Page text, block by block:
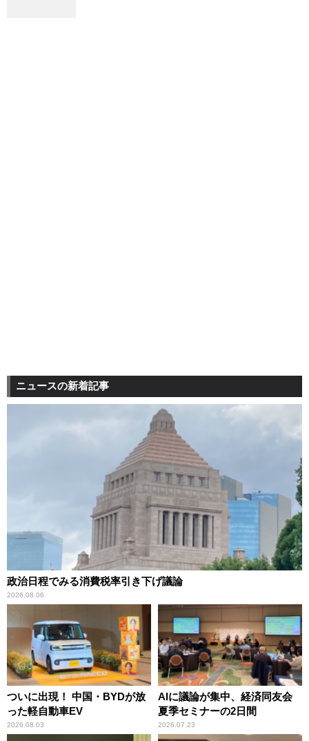
ニュースの新着記事
政治日程でみる消費税率引き下げ議論
2026.08.06
ついに出現！ 中国・BYDが放
った軽自動車EV
2026.08.03
AIに議論が集中、経済同友会
夏季セミナーの2日間
2026.07.23